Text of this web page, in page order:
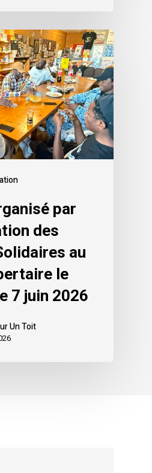
par
des
au
le
7 juin 2026
Un Toit